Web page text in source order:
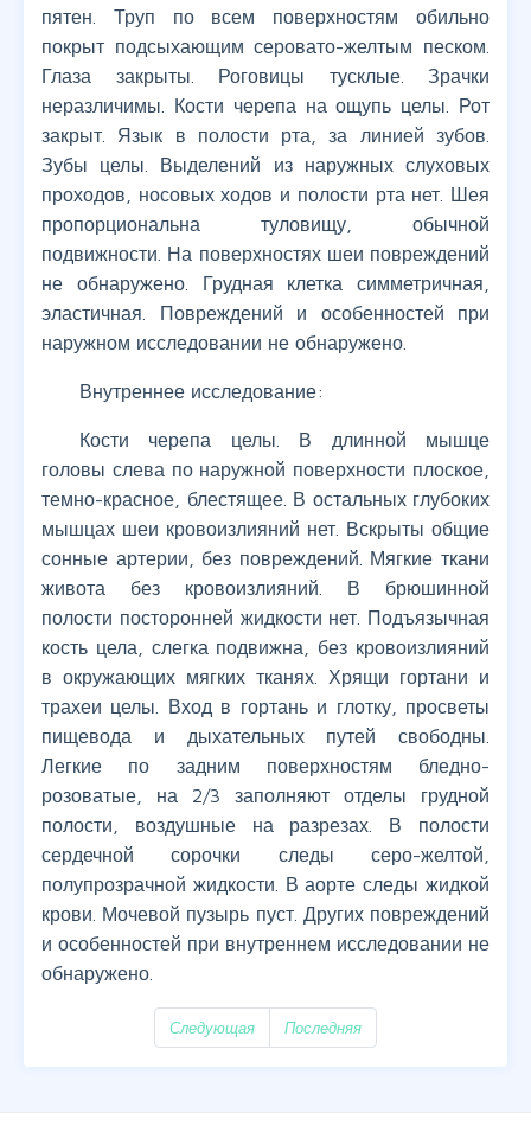
пятен. Труп по всем поверхностям обильно
покрыт подсыхающим серовато-желтым песком.
Глаза закрыты. Роговицы тусклые. Зрачки
неразличимы. Кости черепа на ощупь целы. Рот
закрыт. Язык в полости рта, за линией зубов.
Зубы целы. Выделений из наружных слуховых
проходов, носовых ходов и полости рта нет. Шея
пропорциональна туловищу, обычной
подвижности. На поверхностях шеи повреждений
не обнаружено. Грудная клетка симметричная,
эластичная. Повреждений и особенностей при
наружном исследовании не обнаружено.
Внутреннее исследование:
Кости черепа целы. В длинной мышце
головы слева по наружной поверхности плоское,
темно-красное, блестящее. В остальных глубоких
мышцах шеи кровоизлияний нет. Вскрыты общие
сонные артерии, без повреждений. Мягкие ткани
живота без кровоизлияний. В брюшинной
полости посторонней жидкости нет. Подъязычная
кость цела, слегка подвижна, без кровоизлияний
в окружающих мягких тканях. Хрящи гортани и
трахеи целы. Вход в гортань и глотку, просветы
пищевода и дыхательных путей свободны.
Легкие по задним поверхностям бледно-
розоватые, на 2/3 заполняют отделы грудной
полости, воздушные на разрезах. В полости
сердечной сорочки следы серо-желтой,
полупрозрачной жидкости. В аорте следы жидкой
крови. Мочевой пузырь пуст. Других повреждений
и особенностей при внутреннем исследовании не
обнаружено.
Следующая Последняя